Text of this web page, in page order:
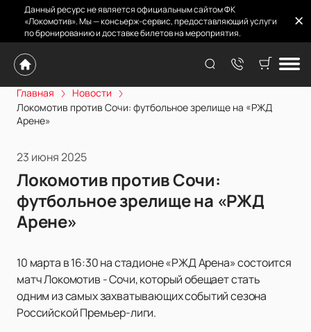
Данный ресурс не является официальным сайтом ФК
«Локомотив». Мы — консьерж-сервис, предоставляющий услуги
по бронированию и доставке билетов на мероприятия.
Главная
Новости
Локомотив против Сочи: футбольное зрелище на «РЖД
Арене»
23 июня 2025
Локомотив против Сочи:
футбольное зрелище на «РЖД
Арене»
10 марта в 16:30 на стадионе «РЖД Арена» состоится
матч Локомотив - Сочи, который обещает стать
одним из самых захватывающих событий сезона
Российской Премьер-лиги.